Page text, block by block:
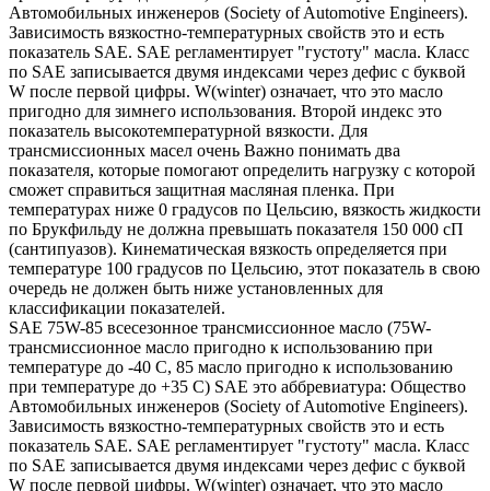
Автомобильных инженеров (Society of Automotive Engineers).
Зависимость вязкостно-температурных свойств это и есть
показатель SAE. SAE регламентирует "густоту" масла. Класс
по SAE записывается двумя индексами через дефис с буквой
W после первой цифры. W(winter) означает, что это масло
пригодно для зимнего использования. Второй индекс это
показатель высокотемпературной вязкости. Для
трансмиссионных масел очень Важно понимать два
показателя, которые помогают определить нагрузку с которой
сможет справиться защитная масляная пленка. При
температурах ниже 0 градусов по Цельсию, вязкость жидкости
по Брукфильду не должна превышать показателя 150 000 сП
(сантипуазов). Кинематическая вязкость определяется при
температуре 100 градусов по Цельсию, этот показатель в свою
очередь не должен быть ниже установленных для
классификации показателей.
SAE 75W-85 всесезонное трансмиссионное масло (75W-
трансмиссионное масло пригодно к использованию при
температуре до -40 С, 85 масло пригодно к использованию
при температуре до +35 С) SAE это аббревиатура: Общество
Автомобильных инженеров (Society of Automotive Engineers).
Зависимость вязкостно-температурных свойств это и есть
показатель SAE. SAE регламентирует "густоту" масла. Класс
по SAE записывается двумя индексами через дефис с буквой
W после первой цифры. W(winter) означает, что это масло